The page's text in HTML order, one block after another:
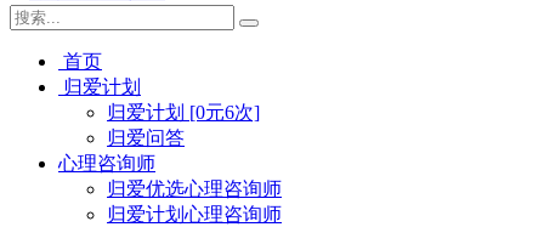
首页
归爱计划
归爱计划 [0元6次]
归爱问答
心理咨询师
归爱优选心理咨询师
归爱计划心理咨询师